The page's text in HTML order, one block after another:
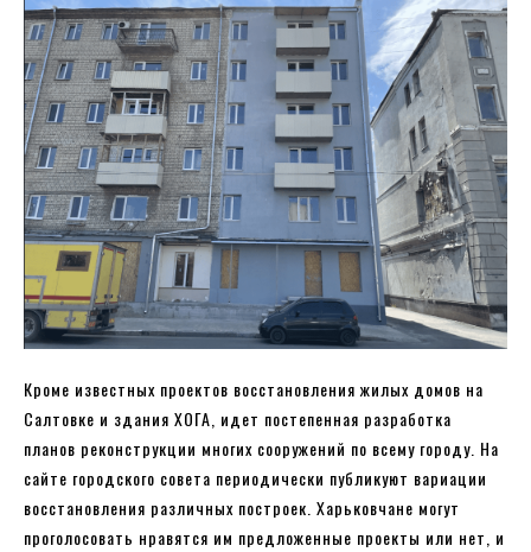
Кроме известных проектов восстановления жилых домов на
Салтовке и здания ХОГА, идет постепенная разработка
планов реконструкции многих сооружений по всему городу. На
сайте городского совета периодически публикуют вариации
восстановления различных построек. Харьковчане могут
проголосовать нравятся им предложенные проекты или нет, и